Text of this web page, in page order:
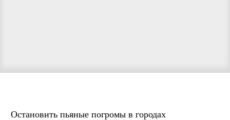
Остановить пьяные погромы в городах